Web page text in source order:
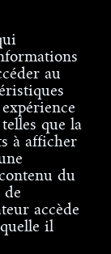
au
que la
à afficher
du
de
accède
il